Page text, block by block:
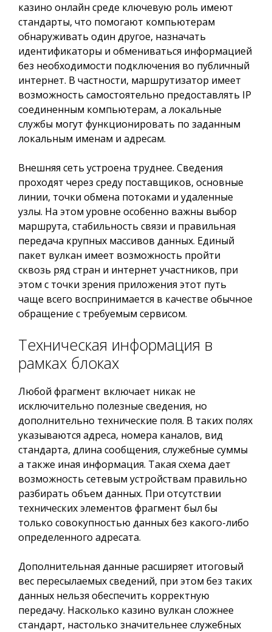
казино онлайн среде ключевую роль имеют
стандарты, что помогают компьютерам
обнаруживать один другое, назначать
идентификаторы и обмениваться информацией
без необходимости подключения во публичный
интернет. В частности, маршрутизатор имеет
возможность самостоятельно предоставлять IP
соединенным компьютерам, а локальные
службы могут функционировать по заданным
локальным именам и адресам.
Внешняя сеть устроена труднее. Сведения
проходят через среду поставщиков, основные
линии, точки обмена потоками и удаленные
узлы. На этом уровне особенно важны выбор
маршрута, стабильность связи и правильная
передача крупных массивов данных. Единый
пакет вулкан имеет возможность пройти
сквозь ряд стран и интернет участников, при
этом с точки зрения приложения этот путь
чаще всего воспринимается в качестве обычное
обращение с требуемым сервисом.
Техническая информация в
рамках блоках
Любой фрагмент включает никак не
исключительно полезные сведения, но
дополнительно технические поля. В таких полях
указываются адреса, номера каналов, вид
стандарта, длина сообщения, служебные суммы
а также иная информация. Такая схема дает
возможность сетевым устройствам правильно
разбирать объем данных. При отсутствии
технических элементов фрагмент был бы
только совокупностью данных без какого-либо
определенного адресата.
Дополнительная данные расширяет итоговый
вес пересылаемых сведений, при этом без таких
данных нельзя обеспечить корректную
передачу. Насколько казино вулкан сложнее
стандарт, настолько значительнее служебных